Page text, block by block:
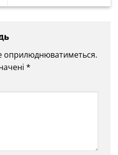
оприлюднюватиметься.
*